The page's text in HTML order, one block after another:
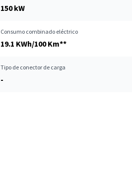
150 kW
Consumo combinado eléctrico
19.1 KWh/100 Km**
Tipo de conector de carga
-